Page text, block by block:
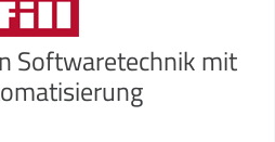
Softwaretechnik mit